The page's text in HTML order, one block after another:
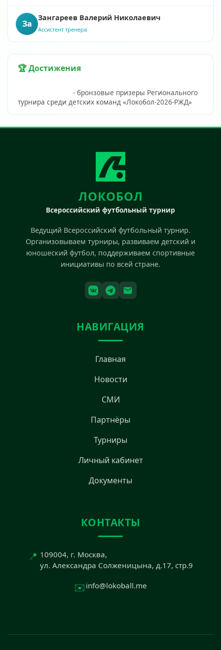
За
Зангареев Валерий Николаевич
Ассистент тренера
🏆 Достижения
ЛОКОБОЛ
Всероссийский футбольный турнир
Ведущий Всероссийский футбольный турнир.
Организовываем турниры, развиваем детский и
юношеский футбол, поддерживаем спортивные
инициативы по всей стране.
НАВИГАЦИЯ
Главная
Новости
СМИ
Партнёры
Турниры
Личный кабинет
Документы
КОНТАКТЫ
📍 109004, г. Москва,
ул. Александра Солженицына, д.17, стр.9
✉️ info@lokoball.me